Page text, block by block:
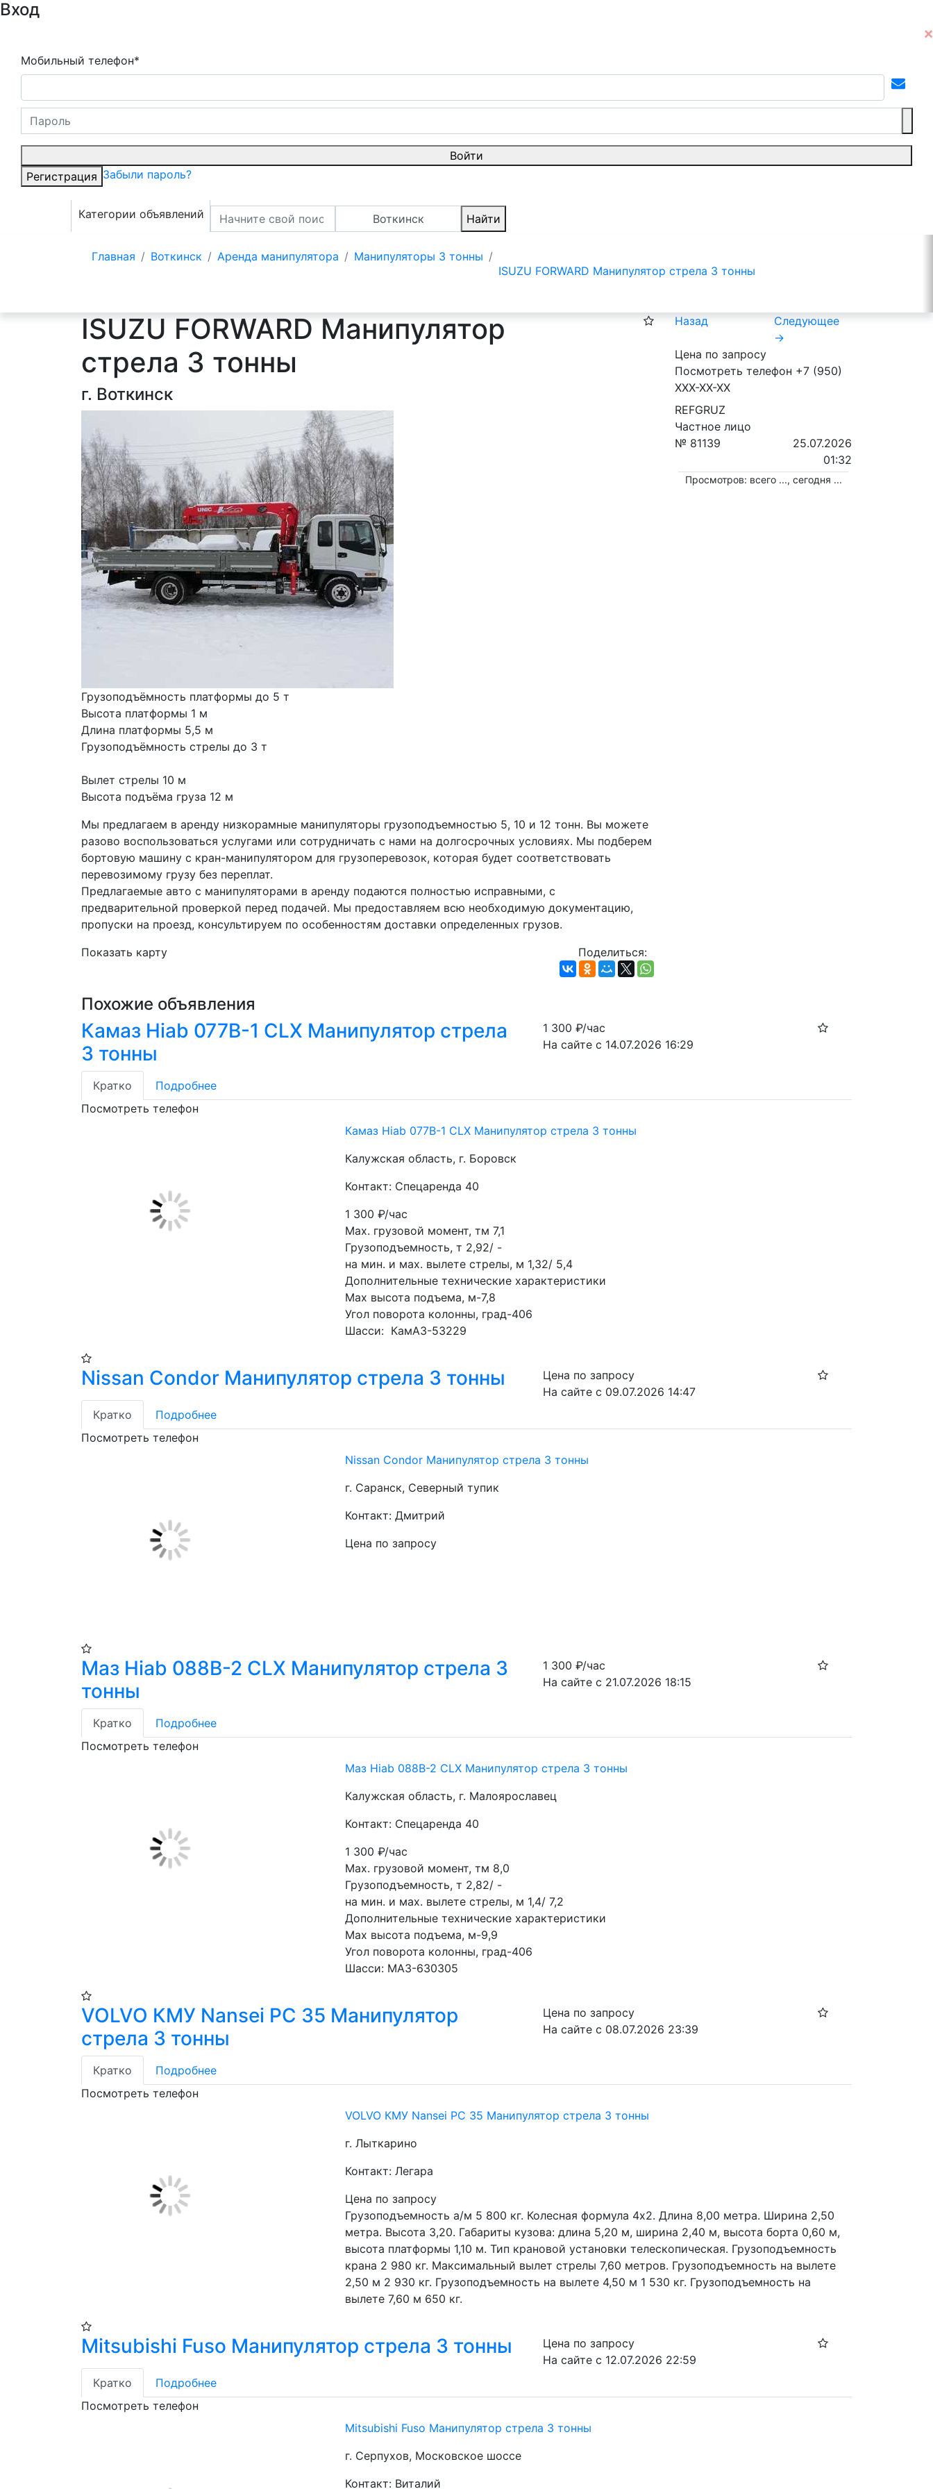
Вход
Мобильный телефон*
Войти
Регистрация Забыли пароль?
Категории объявлений Воткинск Найти
Главная Воткинск Аренда манипулятора
Манипуляторы 3 тонны
ISUZU FORWARD Манипулятор стрела 3 тонны
ISUZU FORWARD Манипулятор
стрела 3 тонны
г. Воткинск
Грузоподъёмность платформы до 5 т
Высота платформы 1 м
Длина платформы 5,5 м
Грузоподъёмность стрелы до 3 т
Вылет стрелы 10 м
Высота подъёма груза 12 м
Мы предлагаем в аренду низкорамные манипуляторы грузоподъемностью 5, 10 и 12 тонн. Вы можете
разово воспользоваться услугами или сотрудничать с нами на долгосрочных условиях. Мы подберем
бортовую машину с кран-манипулятором для грузоперевозок, которая будет соответствовать
перевозимому грузу без переплат.
Предлагаемые авто с манипуляторами в аренду подаются полностью исправными, с
предварительной проверкой перед подачей. Мы предоставляем всю необходимую документацию,
пропуски на проезд, консультируем по особенностям доставки определенных грузов.
Показать карту
Поделиться:
Назад
Следующее
→
Цена по запросу
Посмотреть телефон +7 (950)
XXX-XX-XX
REFGRUZ
Частное лицо
№ 81139
25.07.2026
01:32
Просмотров: всего ..., сегодня ...
Похожие объявления
Камаз Hiab 077В-1 CLX Манипулятор стрела
3 тонны
1 300 ₽/час
На сайте с 14.07.2026 16:29
Кратко
Подробнее
Посмотреть телефон
Камаз Hiab 077В-1 CLX Манипулятор стрела 3 тонны
Калужская область, г. Боровск
Контакт: Спецаренда 40
1 300 ₽/час
Мах. грузовой момент, тм 7,1
Грузоподъемность, т 2,92/ -
на мин. и мах. вылете стрелы, м 1,32/ 5,4
Дополнительные технические характеристики
Мах высота подъема, м-7,8
Угол поворота колонны, град-406
Шасси:  КамАЗ-53229
Nissan Condor Манипулятор стрела 3 тонны
Цена по запросу
На сайте с 09.07.2026 14:47
Кратко
Подробнее
Посмотреть телефон
Nissan Condor Манипулятор стрела 3 тонны
г. Саранск, Северный тупик
Контакт: Дмитрий
Цена по запросу
Маз Hiab 088В-2 CLX Манипулятор стрела 3
тонны
1 300 ₽/час
На сайте с 21.07.2026 18:15
Кратко
Подробнее
Посмотреть телефон
Маз Hiab 088В-2 CLX Манипулятор стрела 3 тонны
Калужская область, г. Малоярославец
Контакт: Спецаренда 40
1 300 ₽/час
Мах. грузовой момент, тм 8,0
Грузоподъемность, т 2,82/ -
на мин. и мах. вылете стрелы, м 1,4/ 7,2
Дополнительные технические характеристики
Мах высота подъема, м-9,9
Угол поворота колонны, град-406
Шасси: МАЗ-630305
VOLVO КМУ Nansei PC 35 Манипулятор
стрела 3 тонны
Цена по запросу
На сайте с 08.07.2026 23:39
Кратко
Подробнее
Посмотреть телефон
VOLVO КМУ Nansei PC 35 Манипулятор стрела 3 тонны
г. Лыткарино
Контакт: Легара
Цена по запросу
Грузоподъемность а/м 5 800 кг. Колесная формула 4х2. Длина 8,00 метра. Ширина 2,50
метра. Высота 3,20. Габариты кузова: длина 5,20 м, ширина 2,40 м, высота борта 0,60 м,
высота платформы 1,10 м. Тип крановой установки телескопическая. Грузоподъемность
крана 2 980 кг. Максимальный вылет стрелы 7,60 метров. Грузоподъемность на вылете
2,50 м 2 930 кг. Грузоподъемность на вылете 4,50 м 1 530 кг. Грузоподъемность на
вылете 7,60 м 650 кг.
Mitsubishi Fuso Манипулятор стрела 3 тонны
Цена по запросу
На сайте с 12.07.2026 22:59
Кратко
Подробнее
Посмотреть телефон
Mitsubishi Fuso Манипулятор стрела 3 тонны
г. Серпухов, Московское шоссе
Контакт: Виталий